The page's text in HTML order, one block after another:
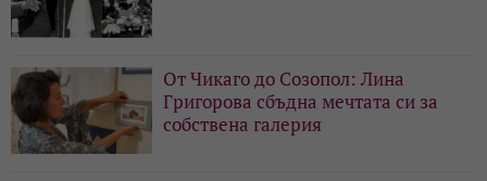
От Чикаго до Созопол: Лина
Григорова сбъдна мечтата си за
собствена галерия